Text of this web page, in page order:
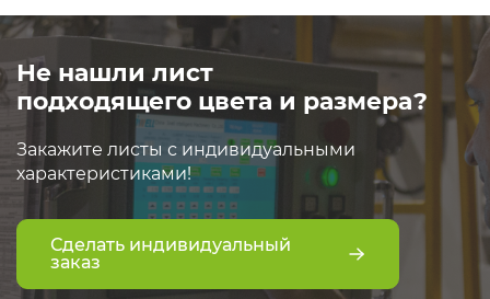
Не нашли лист
подходящего цвета и размера?
Закажите листы с индивидуальными
характеристиками!
Сделать индивидуальный
заказ